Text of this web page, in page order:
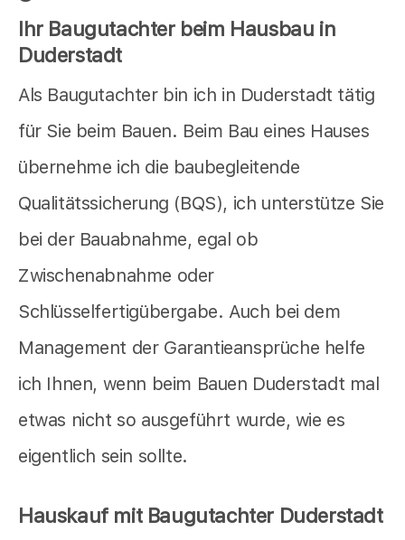
Ihr Baugutachter beim Hausbau in
Duderstadt
Als Baugutachter bin ich in Duderstadt tätig
für Sie beim Bauen. Beim Bau eines Hauses
übernehme ich die baubegleitende
Qualitätssicherung (BQS), ich unterstütze Sie
bei der Bauabnahme, egal ob
Zwischenabnahme oder
Schlüsselfertigübergabe. Auch bei dem
Management der Garantieansprüche helfe
ich Ihnen, wenn beim Bauen Duderstadt mal
etwas nicht so ausgeführt wurde, wie es
eigentlich sein sollte.
Hauskauf mit Baugutachter Duderstadt